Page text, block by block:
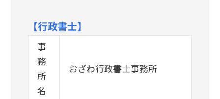
【行政書士】
事
務
所
名
おざわ行政書士事務所